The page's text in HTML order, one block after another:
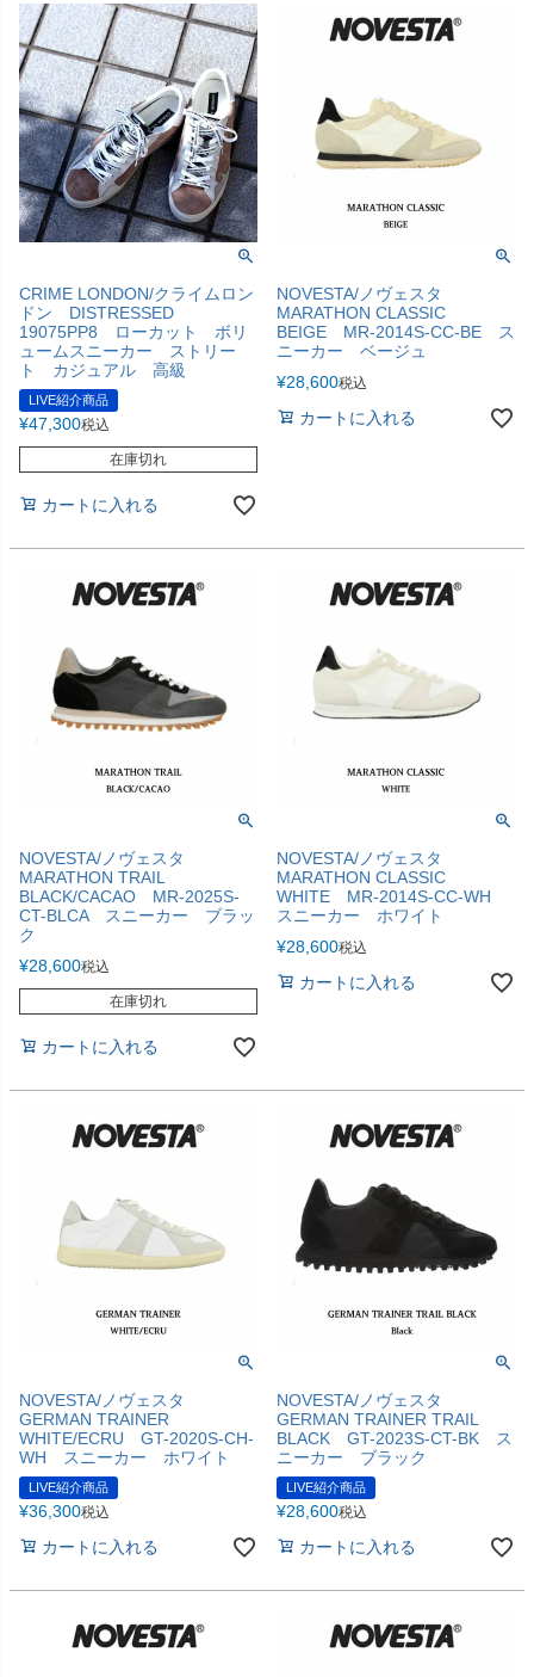
CRIME LONDON/クライムロン
ドン DISTRESSED
19075PP8 ローカット ボリ
ュームスニーカー ストリー
ト カジュアル 高級
LIVE紹介商品
¥47,300税込
在庫切れ
カートに入れる
NOVESTA/ノヴェスタ
MARATHON CLASSIC
BEIGE MR-2014S-CC-BE ス
ニーカー ベージュ
¥28,600税込
カートに入れる
NOVESTA/ノヴェスタ
MARATHON TRAIL
BLACK/CACAO MR-2025S-
CT-BLCA スニーカー ブラッ
ク
¥28,600税込
在庫切れ
カートに入れる
NOVESTA/ノヴェスタ
MARATHON CLASSIC
WHITE MR-2014S-CC-WH
スニーカー ホワイト
¥28,600税込
カートに入れる
NOVESTA/ノヴェスタ
GERMAN TRAINER
WHITE/ECRU GT-2020S-CH-
WH スニーカー ホワイト
LIVE紹介商品
¥36,300税込
カートに入れる
NOVESTA/ノヴェスタ
GERMAN TRAINER TRAIL
BLACK GT-2023S-CT-BK ス
ニーカー ブラック
LIVE紹介商品
¥28,600税込
カートに入れる